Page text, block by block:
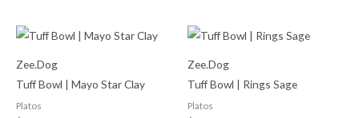
Zee.Dog
Tuff Bowl | Mayo Star Clay
Platos
Zee.Dog
Tuff Bowl | Rings Sage
Platos